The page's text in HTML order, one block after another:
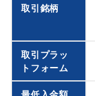
取引銘柄
取引プラッ
トフォーム